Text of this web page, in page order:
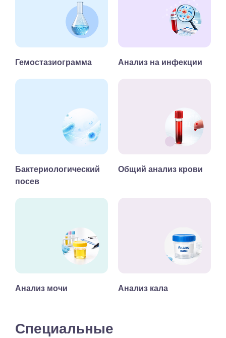
Гемостазиограмма Анализ на инфекции
Бактериологический
посев
Общий анализ крови
Анализ мочи Анализ кала
Специальные